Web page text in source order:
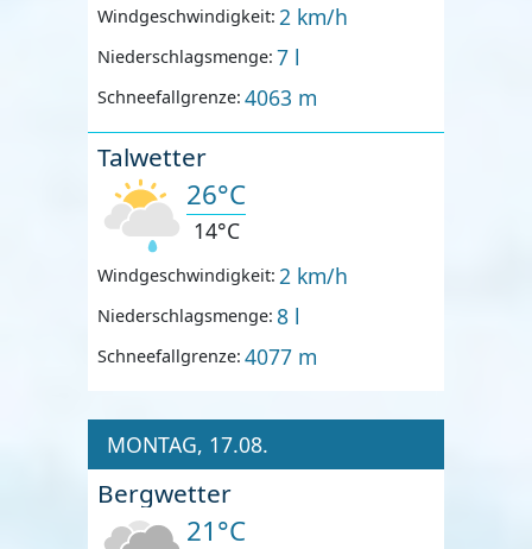
Windgeschwindigkeit: 2 km/h
Niederschlagsmenge: 7 l
Schneefallgrenze: 4063 m
Talwetter
26°C
14°C
Windgeschwindigkeit: 2 km/h
Niederschlagsmenge: 8 l
Schneefallgrenze: 4077 m
MONTAG, 17.08.
Bergwetter
21°C